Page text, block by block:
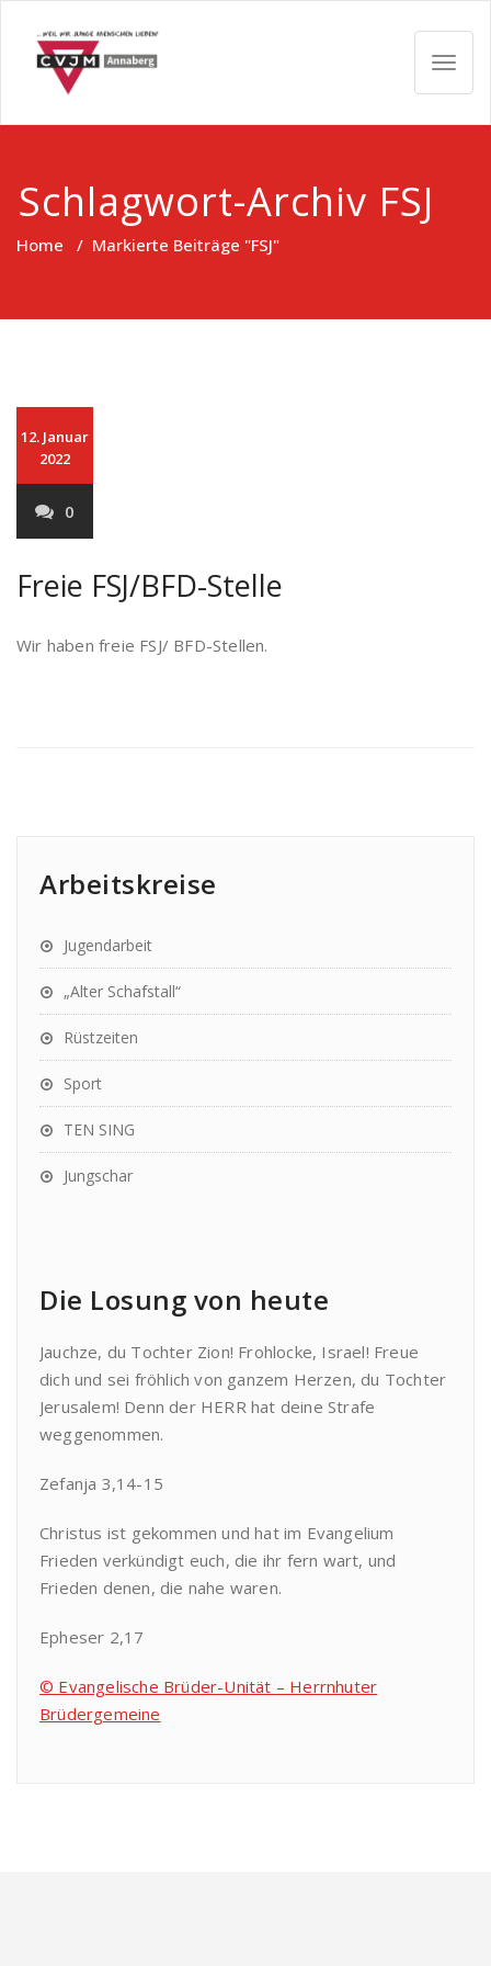
content
e.V.
Schlagwort-Archiv FSJ
Home / Markierte Beiträge "FSJ"
12. Januar
2022
0
Freie FSJ/BFD-Stelle
Wir haben freie FSJ/ BFD-Stellen.
Arbeitskreise
Jugendarbeit
„Alter Schafstall“
Rüstzeiten
Sport
TEN SING
Jungschar
Die Losung von heute
Jauchze, du Tochter Zion! Frohlocke, Israel! Freue
dich und sei fröhlich von ganzem Herzen, du Tochter
Jerusalem! Denn der HERR hat deine Strafe
weggenommen.
Zefanja 3,14-15
Christus ist gekommen und hat im Evangelium
Frieden verkündigt euch, die ihr fern wart, und
Frieden denen, die nahe waren.
Epheser 2,17
© Evangelische Brüder-Unität – Herrnhuter
Brüdergemeine